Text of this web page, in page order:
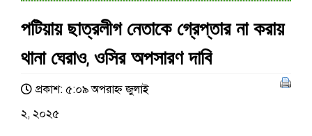
পটিয়ায় ছাত্রলীগ নেতাকে গ্রেপ্তার না করায়
থানা ঘেরাও, ওসির অপসারণ দাবি
প্রকাশ: ৫:০৯ অপরাহ্ণ জুলাই
২, ২০২৫